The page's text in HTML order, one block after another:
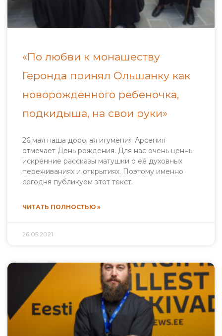
«По любви к монашеству
Геронда принял Ольшанку как
новорождённого ребёночка,
подкидыша, на свои руки»
26 мая наша дорогая игумения Арсения
отмечает День рождения. Для нас очень ценны
искренние рассказы матушки о её духовных
переживаниях и открытиях. Поэтому именно
сегодня публикуем этот текст.
ЧИТАТЬ ПОЛНОСТЬЮ »
26.05.2021